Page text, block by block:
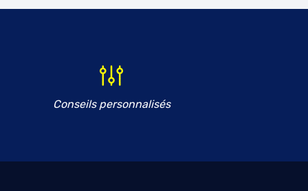
Conseils personnalisés